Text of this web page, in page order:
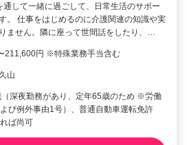
通して一緒に過ごして、日常生活のサポー
。 仕事をはじめるのに介護関連の知識や実
ません。隣に座って世間話をしたり、…
211,600円 ※特殊業務手当含む
山
深夜勤務があり、定年65歳のため ※労働
び例外事由1号）、普通自動車運転免許
れば尚可